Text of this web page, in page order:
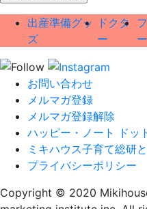
出産準備グッ
ズ
ドクタ
ー
ー
お問い合わせ
メルマガ登録
メルマガ登録解除
ハッピー・ノート ドッ
ミキハウス子育て総研
プライバシーポリシー
Copyright © 2020